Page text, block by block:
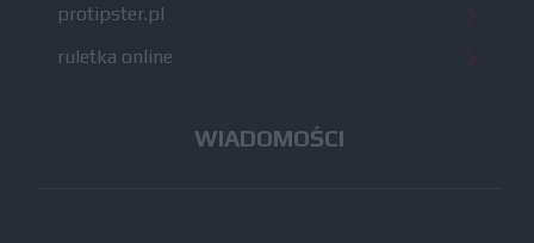
protipster.pl
ruletka online
WIADOMOŚCI